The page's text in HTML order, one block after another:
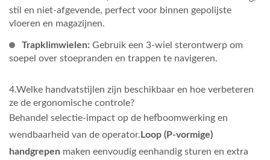
stil en niet-afgevende, perfect voor binnen gepolijste
vloeren en magazijnen.
Trapklimwielen: Gebruik een 3-wiel sterontwerp om
soepel over stoepranden en trappen te navigeren.
4.Welke handvatstijlen zijn beschikbaar en hoe verbeteren
ze de ergonomische controle?
Behandel selectie-impact op de hefboomwerking en
wendbaarheid van de operator. Loop (P-vormige)
handgrepen maken eenvoudig eenhandig sturen en extra